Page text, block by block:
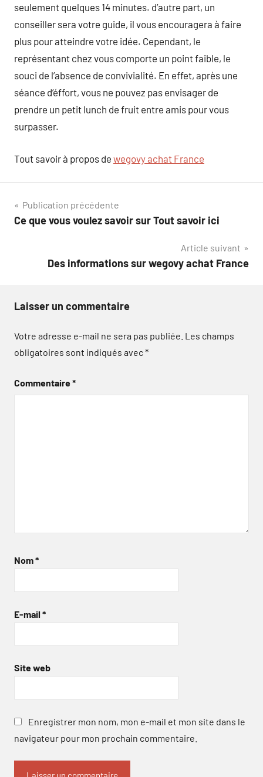
seulement quelques 14 minutes. d’autre part, un
conseiller sera votre guide, il vous encouragera à faire
plus pour atteindre votre idée. Cependant, le
représentant chez vous comporte un point faible, le
souci de l’absence de convivialité. En effet, après une
séance d’éffort, vous ne pouvez pas envisager de
prendre un petit lunch de fruit entre amis pour vous
surpasser.
Tout savoir à propos de wegovy achat France
Navigation
de
Publication précédente
Ce que vous voulez savoir sur Tout savoir ici
Article suivant
Des informations sur wegovy achat France
Laisser un commentaire
Votre adresse e-mail ne sera pas publiée. Les champs
obligatoires sont indiqués avec*
Commentaire*
Nom*
E-mail *
Site web
Enregistrer mon nom, mon e-mail et mon site dans le
navigateur pour mon prochain commentaire.